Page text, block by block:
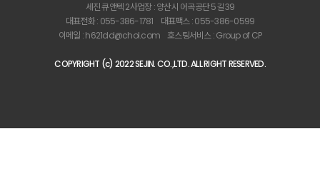
세진 큐앤텍 2사업장 : 양산시 어곡공단 5길 39
대표전화 : 055-386-1781
대표팩스 : 055-386-0599
이메일 : h621dd@chol.com
호스팅서비스 :Group of CP
COPYRIGHT (c) 2022 SEJIN. CO.,LTD. ALL RIGHT RESERVED.